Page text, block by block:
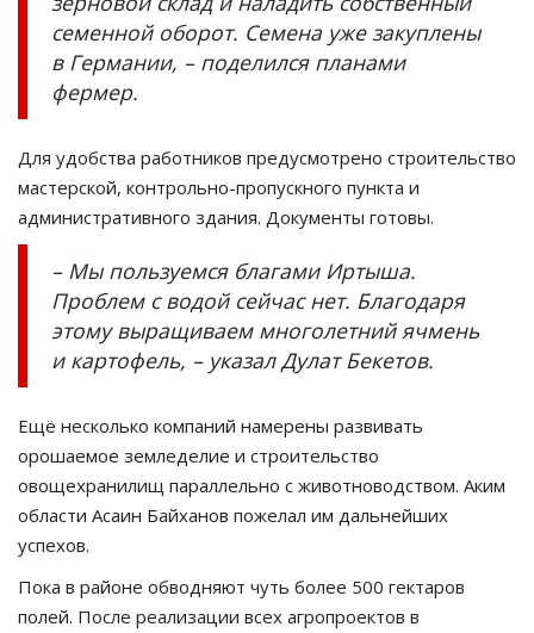
семенной оборот. Семена уже закуплены
в Германии, – поделился планами
фермер.
Для удобства работников предусмотрено строительство
мастерской, контрольно-пропускного пункта и
административного здания. Документы готовы.
– Мы пользуемся благами Иртыша.
Проблем с водой сейчас нет. Благодаря
этому выращиваем многолетний ячмень
и картофель, – указал Дулат Бекетов.
Ещё несколько компаний намерены развивать
орошаемое земледелие и строительство
овощехранилищ параллельно с животноводством. Аким
области Асаин Байханов пожелал им дальнейших
успехов.
Пока в районе обводняют чуть более 500 гектаров
полей. После реализации всех агропроектов в